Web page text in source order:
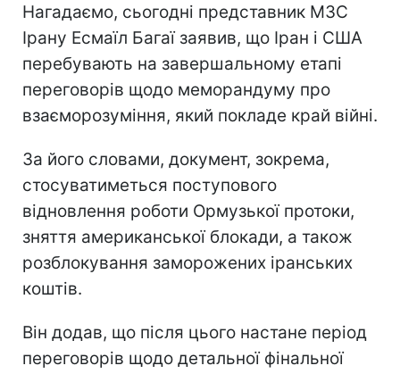
Нагадаємо, сьогодні представник МЗС
Ірану Есмаїл Багаї заявив, що Іран і США
перебувають на завершальному етапі
переговорів щодо меморандуму про
взаєморозуміння, який покладе край війні.
За його словами, документ, зокрема,
стосуватиметься поступового
відновлення роботи Ормузької протоки,
зняття американської блокади, а також
розблокування заморожених іранських
коштів.
Він додав, що після цього настане період
переговорів щодо детальної фінальної